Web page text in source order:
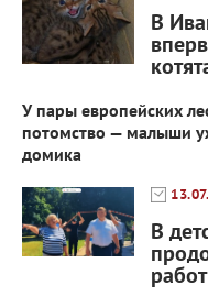
В
У пары европейских
потомство — малыши
домика
В